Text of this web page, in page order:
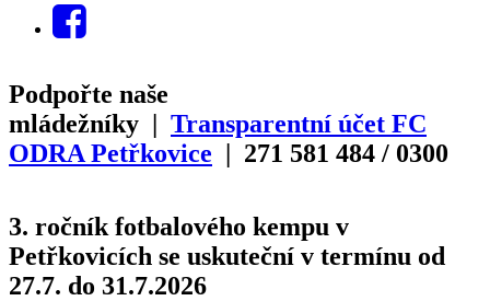
Podpořte naše
mládežníky | Transparentní účet FC
ODRA Petřkovice | 271 581 484 / 0300
3. ročník fotbalového kempu v
Petřkovicích se uskuteční v termínu od
27.7. do 31.7.2026